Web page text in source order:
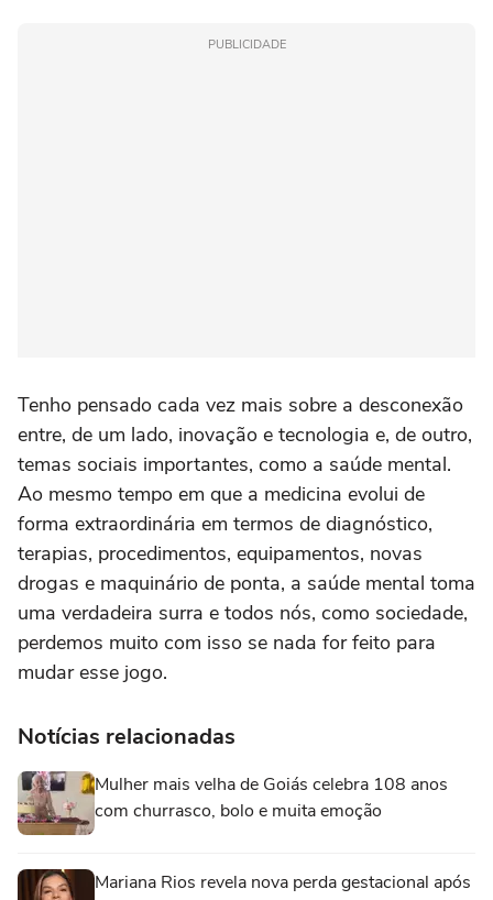
PUBLICIDADE
Tenho pensado cada vez mais sobre a desconexão
entre, de um lado, inovação e tecnologia e, de outro,
temas sociais importantes, como a saúde mental.
Ao mesmo tempo em que a medicina evolui de
forma extraordinária em termos de diagnóstico,
terapias, procedimentos, equipamentos, novas
drogas e maquinário de ponta, a saúde mental toma
uma verdadeira surra e todos nós, como sociedade,
perdemos muito com isso se nada for feito para
mudar esse jogo.
Notícias relacionadas
Mulher mais velha de Goiás celebra 108 anos
com churrasco, bolo e muita emoção
Mariana Rios revela nova perda gestacional após